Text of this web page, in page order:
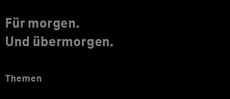
Für morgen.
Und übermorgen.
Themen